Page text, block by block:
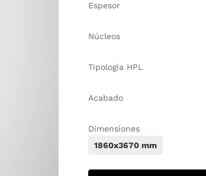
Espesor
Núcleos
Tipología HPL
Acabado
Dimensiones
1860x3670 mm